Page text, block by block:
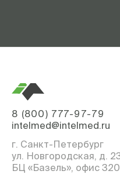
8 (800) 777-97-79
intelmed@intelmed.ru
г. Санкт-Петербург
ул. Новгородская, д.
БЦ «Базель», офис 320